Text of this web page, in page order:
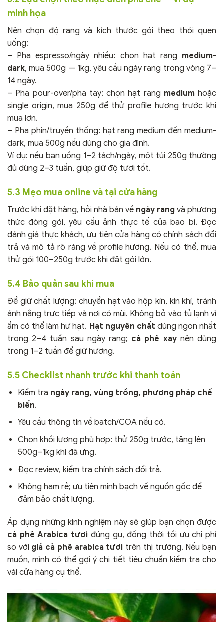
minh họa
Nên chọn độ rang và kích thước gói theo thói quen
uống:
– Pha espresso/ngày nhiều: chọn hạt rang medium-
dark, mua 500g — 1kg, yêu cầu ngày rang trong vòng 7–
14 ngày.
– Pha pour-over/pha tay: chọn hạt rang medium hoặc
single origin, mua 250g để thử profile hương trước khi
mua lơn.
– Pha phin/truyền thống: hạt rang medium đến medium-
dark, mua 500g nếu dùng cho gia đình.
Ví dụ: nếu bạn uống 1–2 tách/ngày, một túi 250g thường
đủ dùng 2–3 tuần, giúp giữ độ tươi tốt.
5.3 Mẹo mua online và tại cửa hàng
Trước khi đặt hàng, hỏi nhà bán về ngày rang và phương
thức đóng gói, yêu cầu ảnh thực tế của bao bì. Đọc
đánh giá thực khách, ưu tiên cửa hàng có chính sách đổi
trả và mô tả rõ ràng về profile hương. Nếu có thể, mua
thử gói 100–250g trước khi đặt gói lớn.
5.4 Bảo quản sau khi mua
Để giữ chất lượng: chuyển hạt vào hộp kín, kín khí, tránh
ánh nắng trực tiếp và nơi có mùi. Không bỏ vào tủ lạnh vì
ẩm có thể làm hư hạt. Hạt nguyên chất dùng ngon nhất
trong 2–4 tuần sau ngày rang; cà phê xaynên dùng
trong 1–2 tuần để giữ hương.
5.5 Checklist nhanh trước khi thanh toán
Kiểm tra ngày rang, vùng trồng, phương pháp chế
biến.
Yêu cầu thông tin về batch/COA nếu có.
Chọn khối lượng phù hợp: thử 250g trước, tăng lên
500g–1kg khi đã ưng.
Đọc review, kiểm tra chính sách đổi trả.
Không ham rẻ; ưu tiên minh bạch về nguồn gốc để
đảm bảo chất lượng.
Áp dụng những kinh nghiệm này sẽ giúp bạn chọn được
cà phê Arabica tươi đúng gu, đồng thời tối ưu chi phí
so với giá cà phê arabica tươi trên thị trường. Nếu bạn
muốn, mình có thể gợi ý chi tiết tiêu chuẩn kiểm tra cho
vài cửa hàng cụ thể.